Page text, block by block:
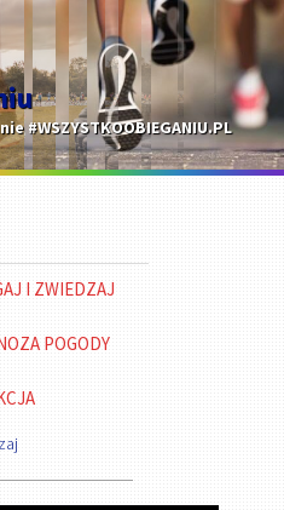
#WSZYSTKOOBIEGANIU.PL
I ZWIEDZAJ
POGODY